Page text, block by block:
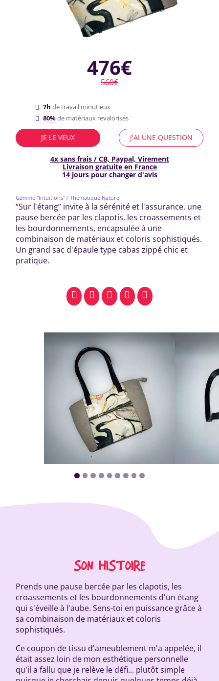
476€
560€
7h de travail minutieux
80%de matériaux revalorisés
JE LE VEUX J'AI UNE QUESTION
4x sans frais / CB, Paypal, Virement
Livraison gratuite en France
14 jours pour changer d'avis
Gamme "Intuitions" / Thématique Nature
“Sur l'étang” invite à la sérénité et l'assurance, une
pause bercée par les clapotis, les croassements et
les bourdonnements, encapsulée à une
combinaison de matériaux et coloris sophistiqués.
Un grand sac d'épaule type cabas zippé chic et
pratique.
facebookpinterestwhatsapp
SMS email
SON HISTOIRE
Prends une pause bercée par les clapotis, les
croassements et les bourdonnements d'un étang
qui s'éveille à l'aube. Sens-toi en puissance grâce à
sa combinaison de matériaux et coloris
sophistiqués.
Ce coupon de tissu d'ameublement m'a appelée, il
était assez loin de mon esthétique personnelle
qu'il a fallu que je relève le défi... plutôt simple